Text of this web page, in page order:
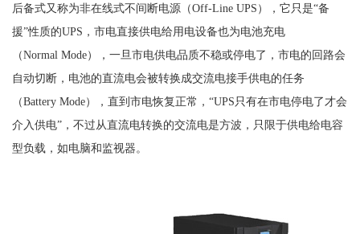
后备式又称为非在线式不间断电源（Off-Line UPS），它只是“备
援”性质的UPS，市电直接供电给用电设备也为电池充电
（Normal Mode），一旦市电供电品质不稳或停电了，市电的回路会
自动切断，电池的直流电会被转换成交流电接手供电的任务
（Battery Mode），直到市电恢复正常，“UPS只有在市电停电了才会
介入供电”，不过从直流电转换的交流电是方波，只限于供电给电容
型负载，如电脑和监视器。